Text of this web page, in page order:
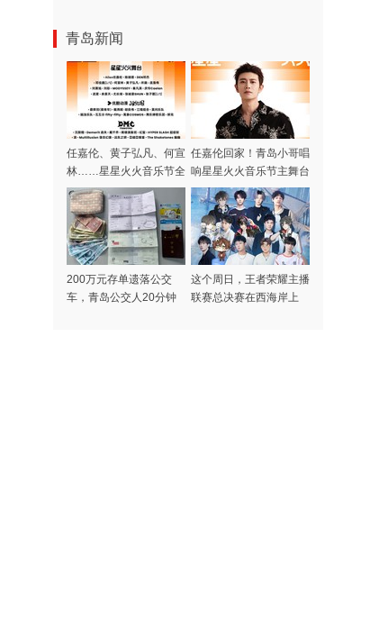
青岛新闻
任嘉伦、黄子弘凡、何宣
林……星星火火音乐节全
阵容集结完毕，本周末青
岛高新区火热开唱
任嘉伦回家！青岛小哥唱
响星星火火音乐节主舞台
200万元存单遗落公交
车，青岛公交人20分钟
这个周日，王者荣耀主播
联赛总决赛在西海岸上